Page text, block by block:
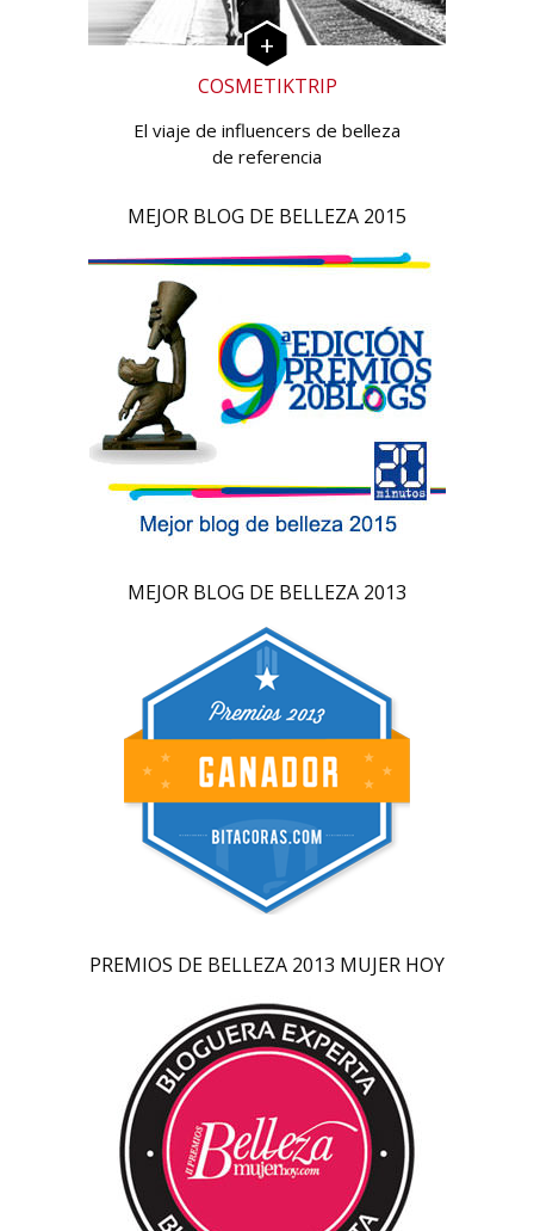
COSMETIKTRIP
El viaje de influencers de belleza
de referencia
MEJOR BLOG DE BELLEZA 2015
MEJOR BLOG DE BELLEZA 2013
PREMIOS DE BELLEZA 2013 MUJER HOY